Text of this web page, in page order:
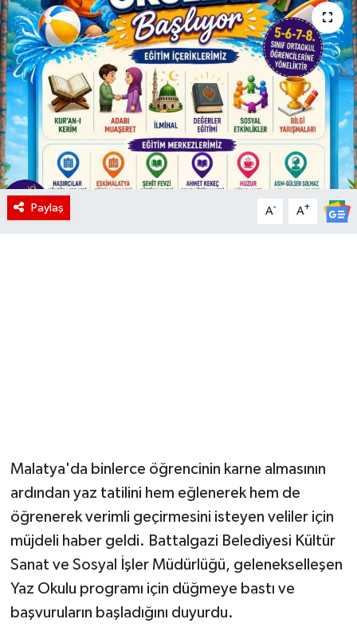
Paylaş A- A+
Malatya'da binlerce öğrencinin karne almasının
ardından yaz tatilini hem eğlenerek hem de
öğrenerek verimli geçirmesini isteyen veliler için
müjdeli haber geldi. Battalgazi Belediyesi Kültür
Sanat ve Sosyal İşler Müdürlüğü, gelenekselleşen
Yaz Okulu programı için düğmeye bastı ve
başvuruların başladığını duyurdu.